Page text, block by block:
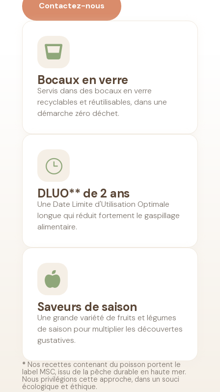
Contactez-nous

Bocaux en verre
Servis dans des bocaux en verre
recyclables et réutilisables, dans une
démarche zéro déchet.
}
DLUO** de 2 ans
Une Date Limite d'Utilisation Optimale
longue qui réduit fortement le gaspillage
alimentaire.

Saveurs de saison
Une grande variété de fruits et légumes
de saison pour multiplier les découvertes
gustatives.
* Nos recettes contenant du poisson portent le
label MSC, issu de la pêche durable en haute mer.
Nous privilégions cette approche, dans un souci
écologique et éthique.